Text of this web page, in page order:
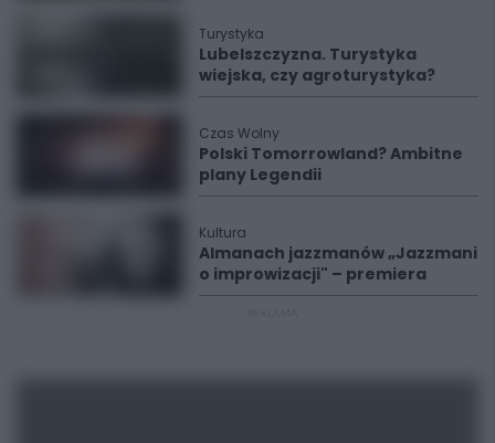
Turystyka
Lubelszczyzna. Turystyka
wiejska, czy agroturystyka?
Czas Wolny
Polski Tomorrowland? Ambitne
plany Legendii
Kultura
Almanach jazzmanów „Jazzmani
o improwizacji" – premiera